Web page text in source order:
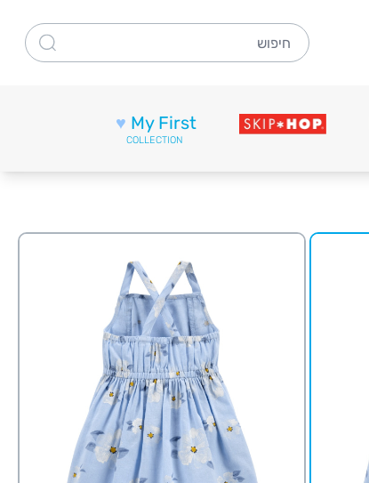
חיפוש
My First
♥
COLLECTION